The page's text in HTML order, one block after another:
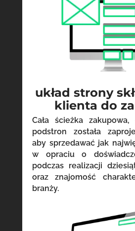
układ strony
klienta do
Cała ścieżka
podstron została
aby sprzedawać jak
w opraciu o
podczas realizacji
oraz znajomość
branży.